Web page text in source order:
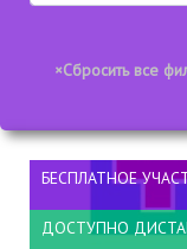
БЕСПЛАТНОЕ
ДОСТУПНО